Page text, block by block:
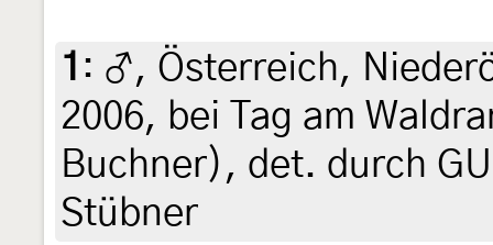
1 : ♂, Österreich,
2006, bei Tag am
Buchner), det. durch
Stübner